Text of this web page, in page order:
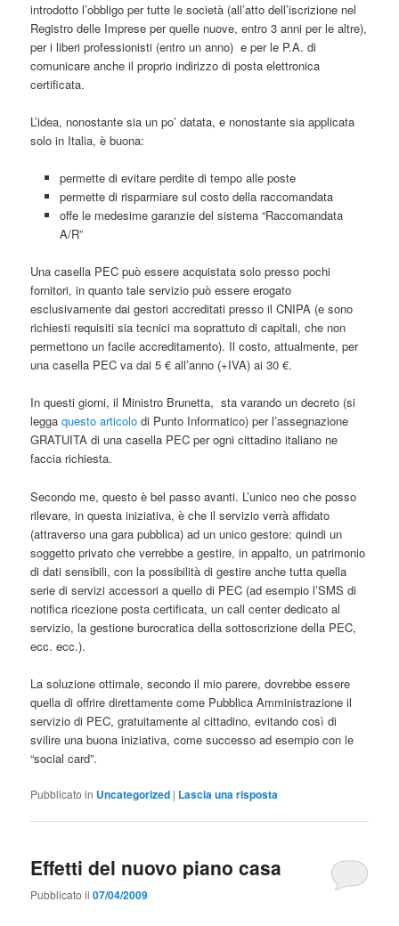
introdotto l’obbligo per tutte le società (all’atto dell’iscrizione nel
Registro delle Imprese per quelle nuove, entro 3 anni per le altre),
per i liberi professionisti (entro un anno) e per le P.A. di
comunicare anche il proprio indirizzo di posta elettronica
certificata.
L’idea, nonostante sia un po’ datata, e nonostante sia applicata
solo in Italia, è buona:
permette di evitare perdite di tempo alle poste
permette di risparmiare sul costo della raccomandata
offe le medesime garanzie del sistema “Raccomandata
A/R”
Una casella PEC può essere acquistata solo presso pochi
fornitori, in quanto tale servizio può essere erogato
esclusivamente dai gestori accreditati presso il CNIPA (e sono
richiesti requisiti sia tecnici ma soprattuto di capitali, che non
permettono un facile accreditamento). Il costo, attualmente, per
una casella PEC va dai 5 € all’anno (+IVA) ai 30 €.
In questi giorni, il Ministro Brunetta, sta varando un decreto (si
leggaquesto articolo di Punto Informatico) per l’assegnazione
GRATUITA di una casella PEC per ogni cittadino italiano ne
faccia richiesta.
Secondo me, questo è bel passo avanti. L’unico neo che posso
rilevare, in questa iniziativa, è che il servizio verrà affidato
(attraverso una gara pubblica) ad un unico gestore: quindi un
soggetto privato che verrebbe a gestire, in appalto, un patrimonio
di dati sensibili, con la possibilità di gestire anche tutta quella
serie di servizi accessori a quello di PEC (ad esempio l’SMS di
notifica ricezione posta certificata, un call center dedicato al
servizio, la gestione burocratica della sottoscrizione della PEC,
ecc. ecc.).
La soluzione ottimale, secondo il mio parere, dovrebbe essere
quella di offrire direttamente come Pubblica Amministrazione il
servizio di PEC, gratuitamente al cittadino, evitando così di
svilire una buona iniziativa, come successo ad esempio con le
“social card”.
Pubblicato in Uncategorized | Lascia una risposta
Effetti del nuovo piano casa
Pubblicato il07/04/2009